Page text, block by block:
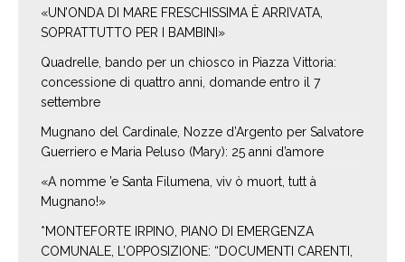
«UN’ONDA DI MARE FRESCHISSIMA È ARRIVATA,
SOPRATTUTTO PER I BAMBINI»
Quadrelle, bando per un chiosco in Piazza Vittoria:
concessione di quattro anni, domande entro il 7
settembre
Mugnano del Cardinale, Nozze d’Argento per Salvatore
Guerriero e Maria Peluso (Mary): 25 anni d’amore
«A nomme ’e Santa Filumena, viv ò muort, tutt à
Mugnano!»
*MONTEFORTE IRPINO, PIANO DI EMERGENZA
COMUNALE, L’OPPOSIZIONE: “DOCUMENTI CARENTI,